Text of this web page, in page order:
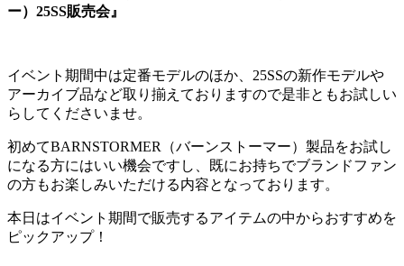
ー）25SS販売会』
イベント期間中は定番モデルのほか、25SSの新作モデルや
アーカイブ品など取り揃えておりますので是非ともお試しい
らしてくださいませ。
初めてBARNSTORMER（バーンストーマー）製品をお試し
になる方にはいい機会ですし、既にお持ちでブランドファン
の方もお楽しみいただける内容となっております。
本日はイベント期間で販売するアイテムの中からおすすめを
ピックアップ！